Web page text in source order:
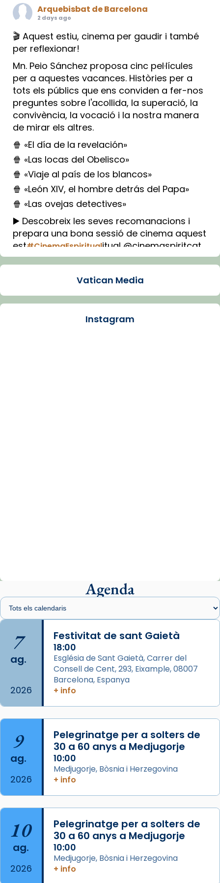
Arquebisbat de Barcelona
2 days ago
🎬 Aquest estiu, cinema per gaudir i també
per reflexionar!
Mn. Peio Sánchez proposa cinc pel·lícules
per a aquestes vacances. Històries per a
tots els públics que ens conviden a fer-nos
preguntes sobre l'acollida, la superació, la
convivència, la vocació i la nostra manera
de mirar els altres.
🍿 «El día de la revelación»
🍿 «Las locas del Obelisco»
🍿 «Viaje al país de los blancos»
🍿 «León XIV, el hombre detrás del Papa»
🍿 «Las ovejas detectives»
▶️ Descobreix les seves recomanacions i
prepara una bona sessió de cinema aquest
est#CinemaEspiritualitual @cinemaspiritcat
Imatge: Generada amb IA (OpenAI)
View on Facebook · Share
Arquebisbat de Barcelona
presidit aquest 27 de juliol la missa de Les
Santes de Mataró.
🔗
📸 J. Merino
Photo
View on Facebook · Share
Arquebisbat de Barcelona
2 weeks ago
missa d’acció de gràcies en agraïment al
comitè organitzador de la visita apostòlica
del Sant Pare Lleó XIV a Barcelona, i als
col·laboradors, a la Catedral de Barcelona.
Mons. David Abadías.
📸 Dr. G. Simón
Photo
Vatican Media
Instagram
Agenda
7
ag.
2026
Festivitat de sant Gaietà
18:00
Església de Sant Gaietà, Carrer del
Consell de Cent, 293, Eixample, 08007
Barcelona, Espanya
+ info
9
ag.
2026
Pelegrinatge per a solters de
30 a 60 anys a Medjugorje
10:00
Medjugorje, Bòsnia i Herzegovina
+ info
10
ag.
2026
Pelegrinatge per a solters de
30 a 60 anys a Medjugorje
10:00
Medjugorje, Bòsnia i Herzegovina
+ info